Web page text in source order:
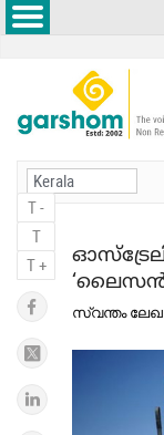
T -
T
T +
സ്വന്തം